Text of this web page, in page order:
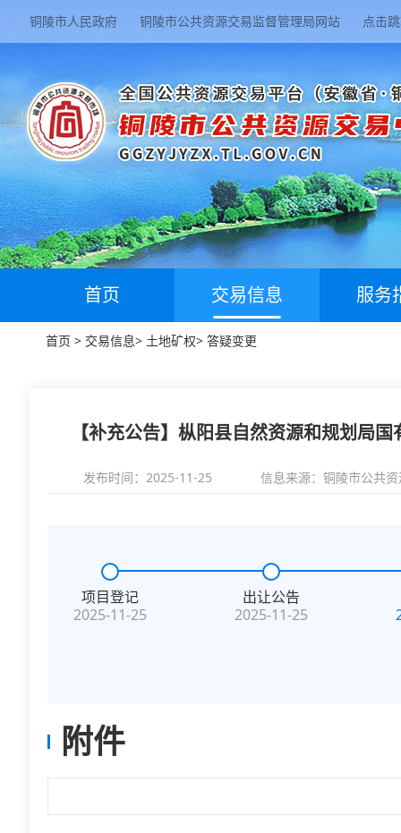
铜陵市人民政府 铜陵市公共资源交易监督管理局网站 点击
首页 交易信息 服务
首页 > 交易信息> 土地矿权> 答疑变更
【补充公告】枞阳县自然资源和规划局
发布时间：2025-11-25 信息来源： 铜陵市公共
项目登记
2025-11-25
出让公告
2025-11-25
附件